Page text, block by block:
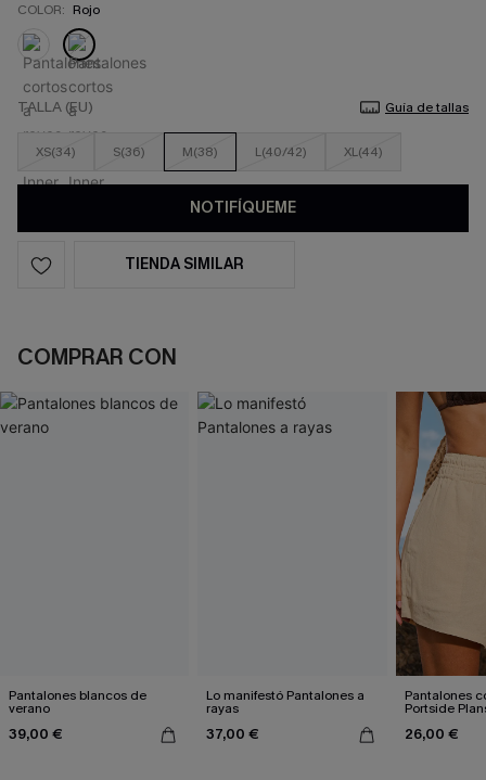
COLOR: Rojo
TALLA (EU) Guía de tallas
XS(34) S(36) M(38) L(40/42) XL(44)
NOTIFÍQUEME
TIENDA SIMILAR
COMPRAR CON
Pantalones blancos de
verano
39,00 €
Lo manifestó Pantalones a
rayas
37,00 €
Pantalones
Portside
26,00 €